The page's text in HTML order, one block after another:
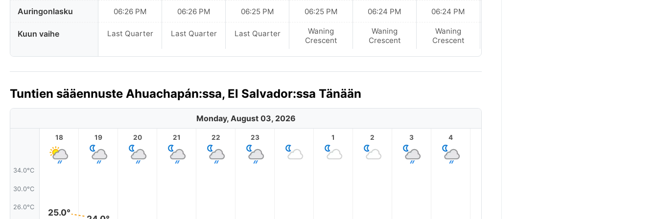
Auringonlasku
Kuun vaihe
06:26 PM
Last Quarter
06:26 PM
Last Quarter
06:25 PM
Last Quarter
06:25 PM
Waning
Crescent
06:24 PM
Waning
Crescent
06:24 PM
Waning
Crescent
Tuntien sääennuste Ahuachapán:ssa, El Salvador:ssa Tänään
Monday, August 03, 2026
34.0°C
30.0°C
26.0°C
18
25.0°
19 20 21 22 23 1 2 3 4